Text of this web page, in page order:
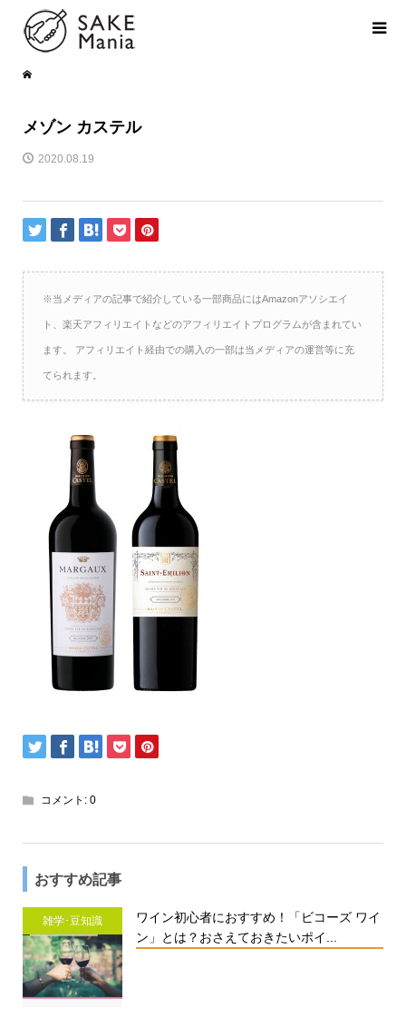
メゾン カステル
2020.08.19
※当メディアの記事で紹介している一部商品にはAmazonアソシエイ
ト、楽天アフィリエイトなどのアフィリエイトプログラムが含まれてい
ます。 アフィリエイト経由での購入の一部は当メディアの運営等に充
てられます。
コメント: 0
おすすめ記事
雑学･豆知識
ワイン初心者におすすめ！「ビコーズ ワイ
ン」とは？おさえておきたいポイ...